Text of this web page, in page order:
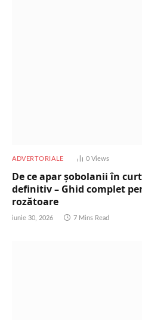
ADVERTORIALE 0 Views
De ce apar șobolanii în
definitiv – Ghid complet
rozătoare
iunie 30, 2026 7 Mins Read